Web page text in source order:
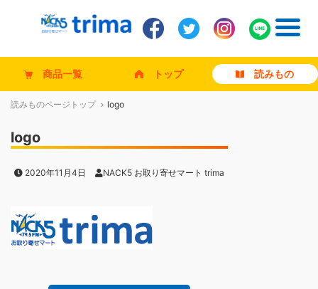
商品一覧 トップ 読みもの
読みものページトップ logo
logo
2020年11月4日 NACK5 お取り寄せマート trima